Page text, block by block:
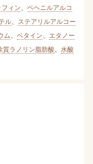
ィン
ベヘニルアルコ
ル、
ステアリルアルコー
ム ベタイン
エタノー
質ラノリン脂肪酸
水酸